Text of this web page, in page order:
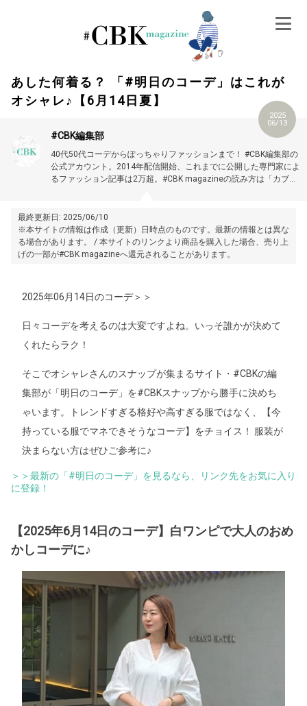
あした何着る？ 「#明日のコーデ」はこれが
オシャレ♪【6月14日夏】
2025
06/13
#CBK編集部
40代50代コーデからぽっちゃりファッションまで！ #CBK編集部の
公式アカウント。2014年配信開始、これまでに公開した専門家によ
るファッション記事は2万超。#CBK magazineの読み方は「カブキ
最終更新日: 2025/06/10
※本サイトの情報は作成（更新）日時点のものです。最新の情報とは異な
る場合があります。 / 本サイトのリンクより商品を購入した場合、売り上
げの一部が#CBK magazineへ還元されることがあります。
2025年06月14日のコーデ＞＞
日々コーデを考えるのは大変ですよね。いっそ誰かが決めて
くれたらラク！
そこでオシャレさんのスナップが集まるサイト・#CBKの編
集部が「明日のコーデ」を#CBKスナップから勝手に決めち
ゃいます。トレンドすぎる格好や高すぎる服ではなく、【今
持っている服でマネできそうなコーデ】をチョイス！ 服装が
決まらない方はぜひご参考に♪
＞＞最新の「#明日のコーデ」を見るなら、リンク先をお気に入り
に登録！
【2025年6月14日のコーデ】白ワンピで大人のおめ
かしコーデに♪